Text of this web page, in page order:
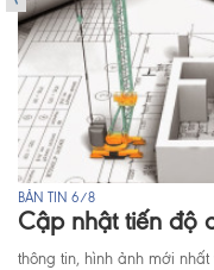
BẢN TIN 6/8
Cập nhật tiến độ
thông tin, hình ảnh mới